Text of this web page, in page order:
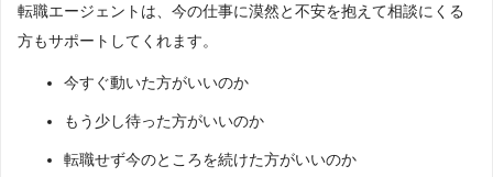
転職エージェントは、今の仕事に漠然と不安を抱えて相談にくる
方もサポートしてくれます。
今すぐ動いた方がいいのか
もう少し待った方がいいのか
転職せず今のところを続けた方がいいのか